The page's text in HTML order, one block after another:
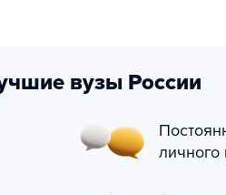
вузы России
личного